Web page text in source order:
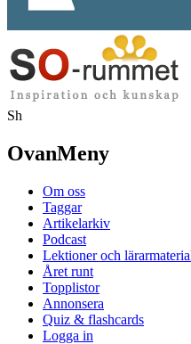
Sh
OvanMeny
Om oss
Taggar
Artikelarkiv
Podcast
Lektioner och
Året runt
Topplistor
Annonsera
Quiz & flashcards
Logga in